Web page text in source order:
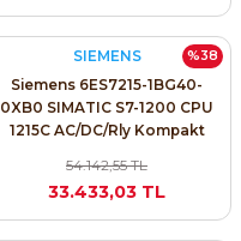
%38
SIEMENS
Siemens 6ES7215-1BG40-
0XB0 SIMATIC S7-1200 CPU
1215C AC/DC/Rly Kompakt
54.142,55 TL
33.433,03 TL